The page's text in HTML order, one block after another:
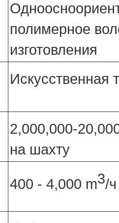
полимерное
изготовления
Искусственная
2,000,000-
на шахту
400 - 4,000 m3/